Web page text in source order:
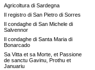
Agricoltura di Sardegna
Il registro di San Pietro di Sorres
Il condaghe di San Michele di
Salvennor
Il condaghe di Santa Maria di
Bonarcado
Sa Vitta et sa Morte, et Passione
de sanctu Gavinu, Prothu et
Januariu